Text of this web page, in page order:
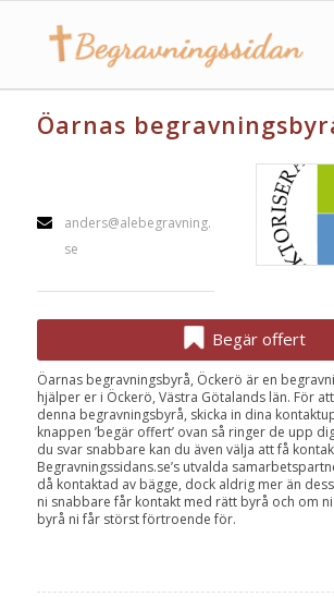
Öarnas
anders@alebegravning.
se
Begär offert
Öarnas begravningsbyrå, Öckerö är en
hjälper er i Öckerö, Västra Götalands län. För
denna begravningsbyrå, skicka in dina
knappen ’begär offert’ ovan så ringer de upp
du svar snabbare kan du även välja att få
Begravningssidans.se’s utvalda
då kontaktad av bägge, dock aldrig mer än
ni snabbare får kontakt med rätt byrå och om
byrå ni får störst förtroende för.